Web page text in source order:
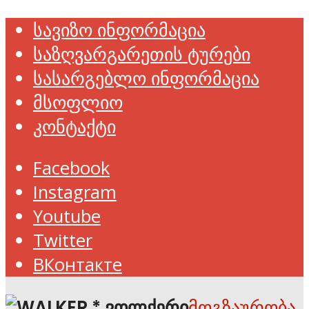
სავიზო ინფორმაცია
საზღვარგარეთის ტურები
სასარგებლო ინფორმაცია
მსოფლიო
კონტაქტი
Facebook
Instagram
Youtube
Twitter
ВКонтакте